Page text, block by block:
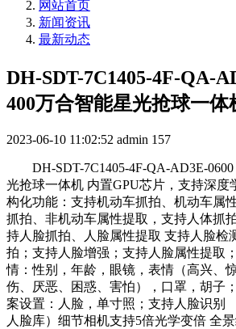
网站首页
新闻资讯
最新动态
DH-SDT-7C1405-4F-QA-
400万合智能星光抢球一体
2023-06-10 11:02:52 admin 157
DH-SDT-7C1405-4F-QA-AD3E-0600
光抢球一体机 内置GPU芯片，支持深度
构化功能：支持机动车抓拍、机动车属
抓拍、非机动车属性提取，支持人体抓
持人脸抓拍、人脸属性提取 支持人脸检
拍；支持人脸增强；支持人脸属性提取
情：性别，年龄，眼镜，表情（高兴、
伤、厌恶、困惑、害怕），口罩，胡子
案设置：人脸，单寸照；支持人脸识别
人脸库）细节相机支持5倍光学变倍 全